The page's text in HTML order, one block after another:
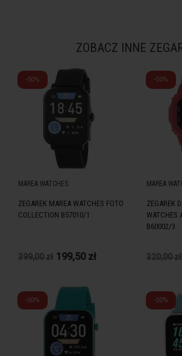
ZOBACZ INNE
-50%
MAREA WATCHES
ZEGAREK MAREA WATCHES FOTO
COLLECTION B57010/1
399,00 zł 199,50 zł
-50%
MAREA
ZEGAREK
WATCHES
B60002/3
320,00 zł
-50% -50%